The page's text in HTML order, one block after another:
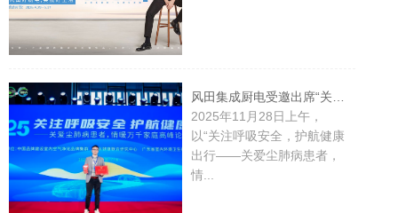
风田集成厨电受邀出席“关注呼吸安全”高峰论坛，荣膺“健康人居卓越品牌奖”并入围“南山奖品牌”
2025年11月28日上午，
以“关注呼吸安全，护航健康
出行——关爱尘肺病患者，
情...